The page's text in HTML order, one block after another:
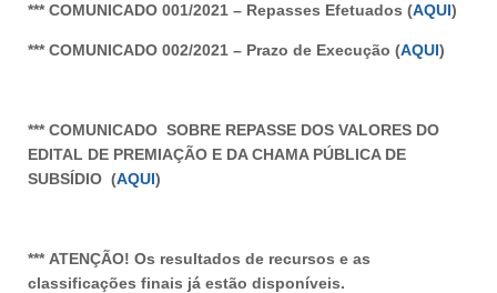
***COMUNICADO 001/2021 – Repasses Efetuados (AQUI)
***COMUNICADO 002/2021 – Prazo de Execução (AQUI)
***COMUNICADO SOBRE REPASSE DOS VALORES DO
EDITAL DE PREMIAÇÃO E DA CHAMA PÚBLICA DE
SUBSÍDIO (AQUI)
*** ATENÇÃO! Os resultados de recursos e as
classificações finais já estão disponíveis.